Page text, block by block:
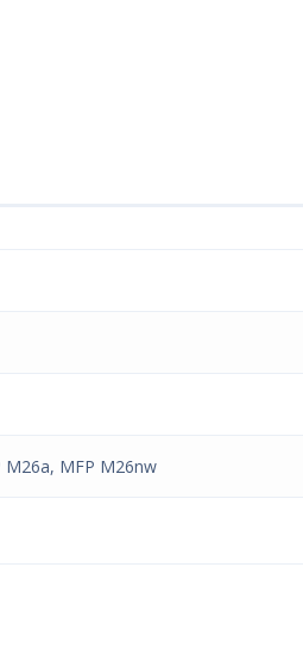
M26a, MFP M26nw